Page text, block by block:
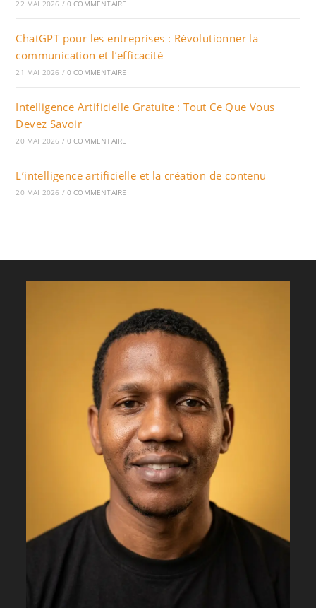
22 MAI 2026 / 0 COMMENTAIRE
ChatGPT pour les entreprises : Révolutionner la
communication et l’efficacité
21 MAI 2026 / 0 COMMENTAIRE
Intelligence Artificielle Gratuite : Tout Ce Que Vous
Devez Savoir
20 MAI 2026 / 0 COMMENTAIRE
L’intelligence artificielle et la création de contenu
20 MAI 2026 / 0 COMMENTAIRE